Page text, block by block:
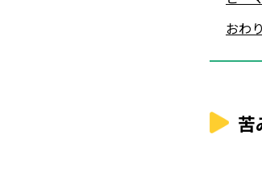
おわ
苦